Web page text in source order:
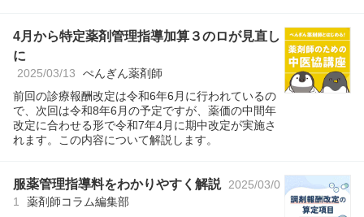
4月から特定薬剤管理指導加算３のロが見直し
に
2025/03/13 ぺんぎん薬剤師
前回の診療報酬改定は令和6年6月に行われているの
で、次回は令和8年6月の予定ですが、薬価の中間年
改定に合わせる形で令和7年4月に期中改定が実施さ
れます。この内容について解説します。
服薬管理指導料をわかりやすく解説 2025/03/0
1
薬剤師コラム編集部